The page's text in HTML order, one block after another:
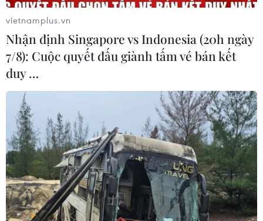
TIN LIÊN QUAN
vietnamplus.vn
Nhận định Singapore vs Indonesia (20h ngày
7/8): Cuộc quyết đấu giành tấm vé bán kết
duy …